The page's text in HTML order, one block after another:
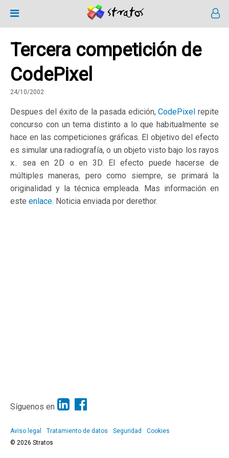
Tercera competición de
CodePixel
24/10/2002
Despues del éxito de la pasada edición,CodePixel repite
concurso con un tema distinto a lo que habitualmente se
hace en las competiciones gráficas. El objetivo del efecto
es simular una radiografía, o un objeto visto bajo los rayos
x.. sea en 2D o en 3D. El efecto puede hacerse de
múltiples maneras, pero como siempre, se primará la
originalidad y la técnica empleada. Mas información en
este enlace. Noticia enviada por derethor.
Síguenos en
Aviso legal Tratamiento de datos Seguridad
Cookies
© 2026 Stratos